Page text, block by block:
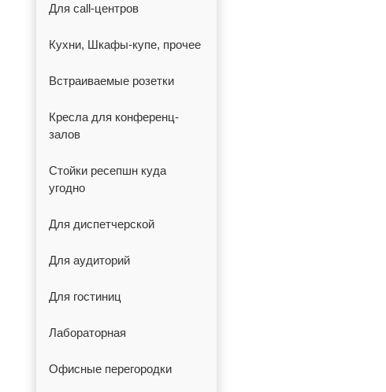
Для call-центров
Кухни, Шкафы-купе, прочее
Встраиваемые розетки
Кресла для конференц-
залов
Стойки ресепшн куда
угодно
Для диспетчерской
Для аудиторий
Для гостиниц
Лабораторная
Офисные перегородки